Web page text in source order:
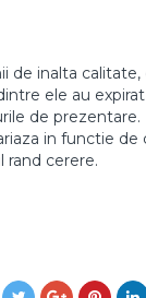
inalta
ele au
de prezentare.
in functie de
rand cerere.